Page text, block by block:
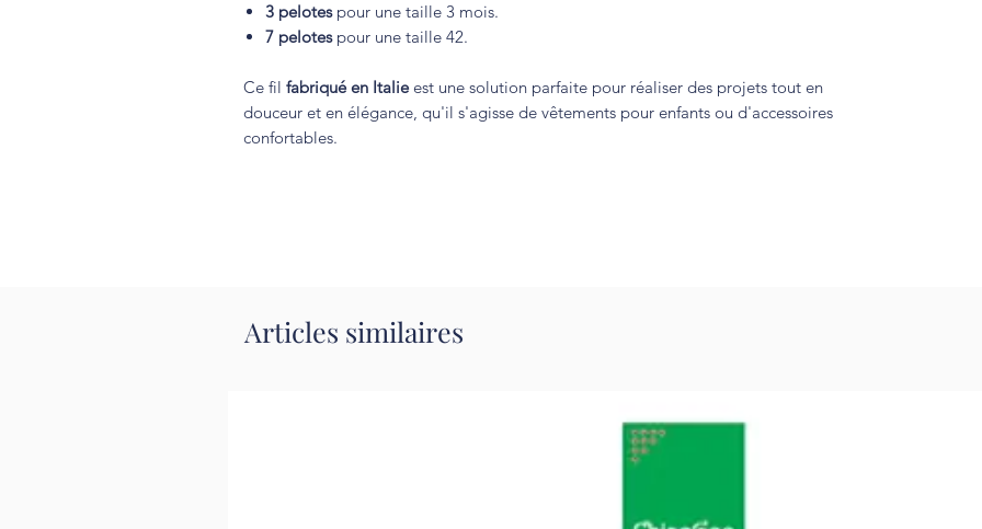
3 pelotespour une taille 3 mois.
7 pelotespour une taille 42.
Ce fil fabriqué en Italieest une solution parfaite pour réaliser des projets tout en
douceur et en élégance, qu'il s'agisse de vêtements pour enfants ou d'accessoires
confortables.
Articles similaires